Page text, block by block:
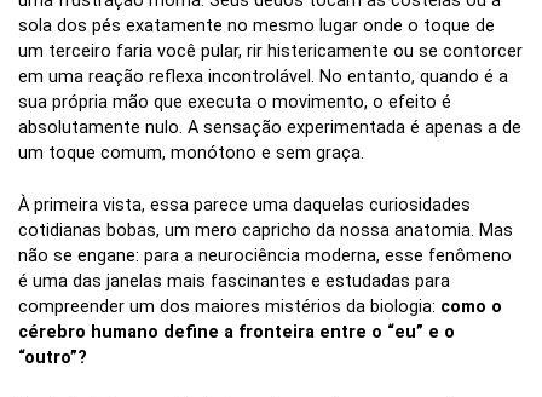
sola dos pés exatamente no mesmo lugar onde o toque de
um terceiro faria você pular, rir histericamente ou se contorcer
em uma reação reflexa incontrolável. No entanto, quando é a
sua própria mão que executa o movimento, o efeito é
absolutamente nulo. A sensação experimentada é apenas a de
um toque comum, monótono e sem graça.
À primeira vista, essa parece uma daquelas curiosidades
cotidianas bobas, um mero capricho da nossa anatomia. Mas
não se engane: para a neurociência moderna, esse fenômeno
é uma das janelas mais fascinantes e estudadas para
compreender um dos maiores mistérios da biologia: como o
cérebro humano define a fronteira entre o “eu” e o
“outro”?